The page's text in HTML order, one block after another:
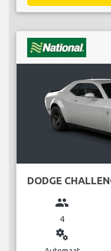
DODGE
group
4
miscellaneous_services